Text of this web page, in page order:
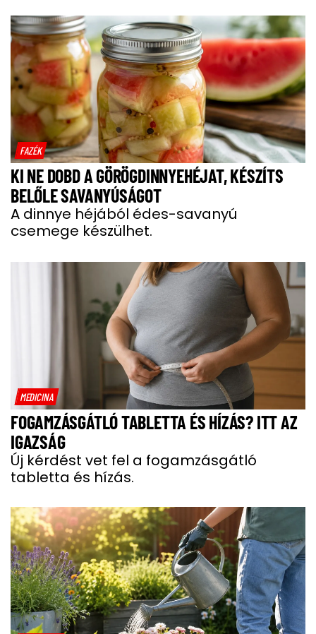
FAZÉK
KI NE DOBD A GÖRÖGDINNYEHÉJAT, KÉSZÍTS
BELŐLE SAVANYÚSÁGOT
A dinnye héjából édes-savanyú
csemege készülhet.
MEDICINA
FOGAMZÁSGÁTLÓ TABLETTA ÉS HÍZÁS? ITT AZ
IGAZSÁG
Új kérdést vet fel a fogamzásgátló
tabletta és hízás.